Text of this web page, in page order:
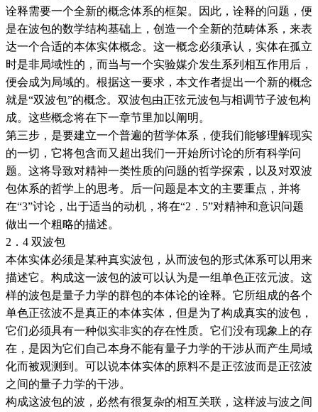
诠释需要一个全新的概念体系的框架。因此，诠释的问题，便
是在波包的数学结构基础上，创造一个全新的范畴体系，来表
达一个合适的本体实体概念。这一概念必须承认，实体在孤立
时是非局域性的，而当与一个实验媒介发生系列相互作用后，
便会成为局域的。根据这一要求，本文作者提出一个新的概念
就是“双波包”的概念。双波包由正弦元波包与相调节子波包构
成。这些概念将在下一章节里加以阐明。
第三步，是要建立一个普遍的哲学体系，使我们能够理解现实
的一切，它将包含而又超出我们一开始所讨论的所有科学问
题。这将导致对精神一类性质的问题的哲学探索，以及对双波
包体系的哲学上的思考。后一问题是本文的主要重点，并将
在“3”讨论，出于适当的动机，将在“2．5”对精神和意识问题
做出一个粗略的描述。
2．4 双波包
本体实体必须是某种真实波包，从而波包的形式体系可以用来
描述它。构成这一波包的波可以认为是一组单色正弦元波。这
样的波包是量子力学的群包的本体论的诠释。它所组成的各个
单色正弦波不是真正的本体实体，但是为了构成真实的波包，
它们必须具有一种似实非实的存在性质。它们没有现象上的存
在，是因为它们自己本身不能有量子力学的干涉从而产生局域
化而被观测到。可以说本体实体的原料不是正弦波而是正弦波
之间的量子力学的干涉。
构成这波包的波，必然有很复杂的相互关联，这样波与波之间